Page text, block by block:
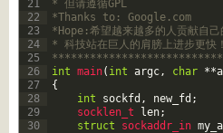
21
22
23
24
25
26
27
28
29
30
* 但请遵循GPL
*Thanks to: Google.com
*Hope:希望越来越多的人贡献自己
* 科技站在巨人的肩膀上进步更快
int main( int argc, char **
{
int
sockfd , new_fd ;
socklen_t
len;
struct
sockaddr_in